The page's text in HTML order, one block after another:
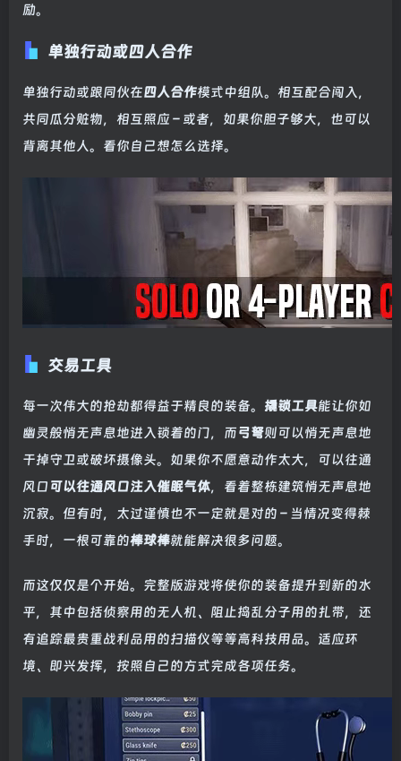
励。
单独行动或四人合作
单独行动或跟同伙在四人合作模式中组队。相互配合闯入，
共同瓜分赃物，相互照应 – 或者，如果你胆子够大，也可以
背离其他人。看你自己想怎么选择。
交易工具
每一次伟大的抢劫都得益于精良的装备。 撬锁工具能让你如
幽灵般悄无声息地进入锁着的门，而弓弩则可以悄无声息地
干掉守卫或破坏摄像头。如果你不愿意动作太大，可以往通
风口 可以往通风口注入催眠气体，看着整栋建筑悄无声息地
沉寂。但有时，太过谨慎也不一定就是对的 – 当情况变得棘
手时，一根可靠的棒球棒就能解决很多问题。
而这仅仅是个开始。完整版游戏将使你的装备提升到新的水
平，其中包括侦察用的无人机、阻止捣乱分子用的扎带，还
有追踪最贵重战利品用的扫描仪等等高科技用品。适应环
境、即兴发挥，按照自己的方式完成各项任务。